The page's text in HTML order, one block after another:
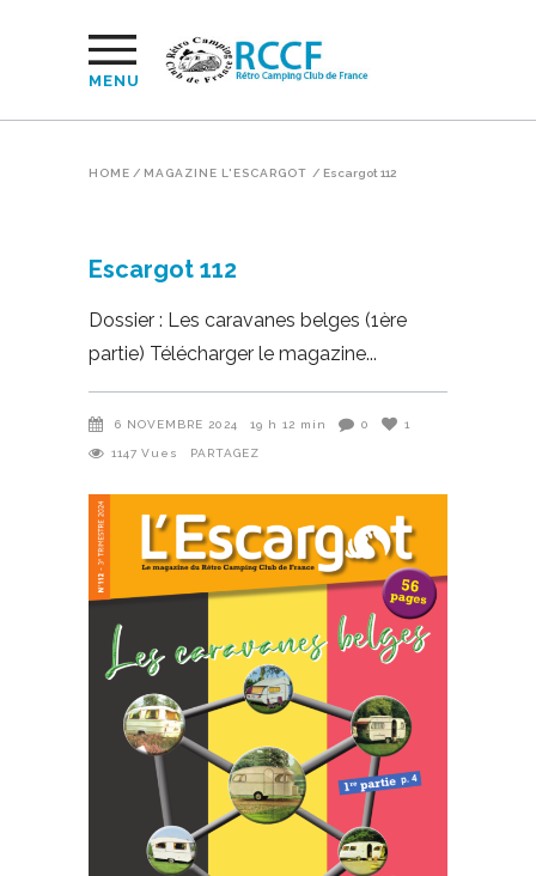
MENU
HOME / MAGAZINE L'ESCARGOT / Escargot 112
Escargot 112
Dossier : Les caravanes belges (1ère
partie) Télécharger le magazine
6 NOVEMBRE 2024 19 h 12 min 0 1
1147 Vues PARTAGEZ